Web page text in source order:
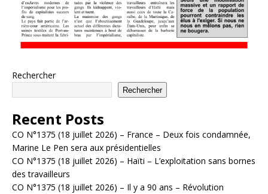
Rechercher
Rechercher
Recent Posts
CO N°1375 (18 juillet 2026) – France – Deux fois condamnée,
Marine Le Pen sera aux présidentielles
CO N°1375 (18 juillet 2026) – Haïti – L’exploitation sans bornes
des travailleurs
CO N°1375 (18 juillet 2026) – Il y a 90 ans – Révolution